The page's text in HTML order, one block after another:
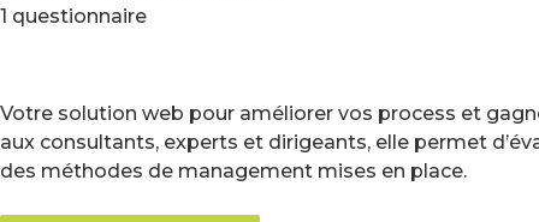
1 questionnaire
Votre solution web pour améliorer vos process et
aux consultants, experts et dirigeants, elle permet
des méthodes de management mises en place.